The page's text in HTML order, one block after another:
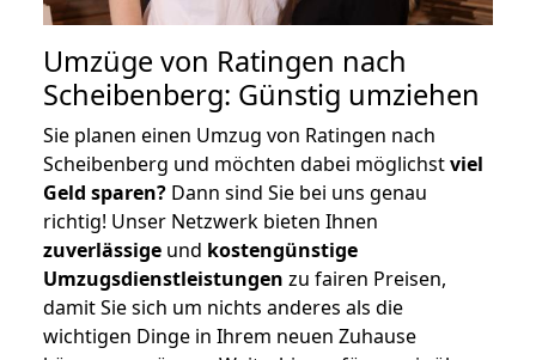
Umzüge von Ratingen nach
Scheibenberg: Günstig umziehen
Sie planen einen Umzug von Ratingen nach
Scheibenberg und möchten dabei möglichstviel
Geld sparen? Dann sind Sie bei uns genau
richtig! Unser Netzwerk bieten Ihnen
zuverlässige und kostengünstige
Umzugsdienstleistungen zu fairen Preisen,
damit Sie sich um nichts anderes als die
wichtigen Dinge in Ihrem neuen Zuhause